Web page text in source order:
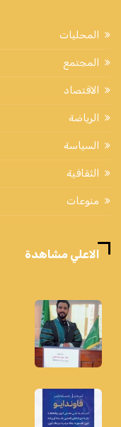
المحليات
المجتمع
الاقتصاد
الرياضة
السياسة
الثقافية
منوعات
الاعلي مشاهدة